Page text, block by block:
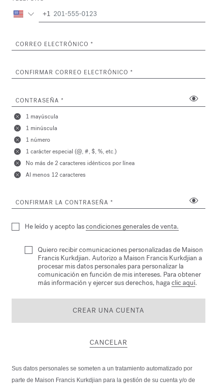
+1
CORREO ELECTRÓNICO
CONFIRMAR CORREO ELECTRÓNICO
CONTRASEÑA
1 mayúscula
1 minúscula
1 número
1 carácter especial (@, #, $, %, etc.)
No más de 2 caracteres idénticos por línea
Al menos 12 caracteres
CONFIRMAR LA CONTRASEÑA
He leído y acepto lascondiciones generales de venta.
Quiero recibir comunicaciones personalizadas de Maison
Francis Kurkdjian. Autorizo a Maison Francis Kurkdjian a
procesar mis datos personales para personalizar la
comunicación en función de mis intereses. Para obtener
más información y ejercer sus derechos, hagaclic aquí.
CREAR UNA CUENTA
CANCELAR
Sus datos personales se someten a un tratamiento automatizado por
parte de Maison Francis Kurkdjian para la gestión de su cuenta y/o de